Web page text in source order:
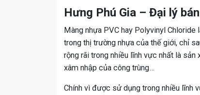
Hưng Phú Gia – Đại lý
Màng nhựa PVC hay Polyvinyl
trong thị trường nhựa của thế giới, chỉ
rộng rãi trong nhiều lĩnh vực nhất là
xâm nhập của công trùng…
Chính vì được sử dụng trong nhiều lĩnh